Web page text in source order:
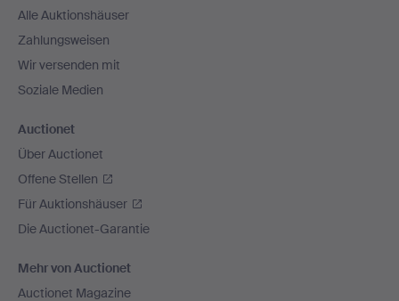
Alle Auktionshäuser
Zahlungsweisen
Wir versenden mit
Soziale Medien
Auctionet
Über Auctionet
Offene Stellen
Für Auktionshäuser
Die Auctionet-Garantie
Mehr von Auctionet
Auctionet Magazine